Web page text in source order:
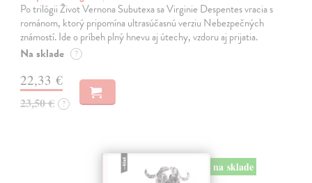
Po trilógii Život Vernona Subutexa sa Virginie Despentes vracia s
románom, ktorý pripomína ultrasúčasnú verziu Nebezpečných
známostí. Ide o príbeh plný hnevu aj útechy, vzdoru aj prijatia.
Na sklade ?
22,33 €
23,50 € ?
na sklade